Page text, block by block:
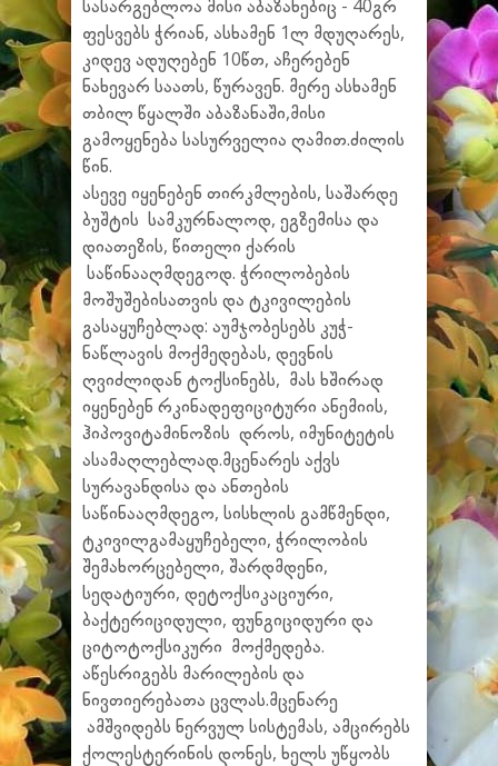
სასარგებლოა მისი აბაზანებიც - 40გრ
ფესვებს ჭრიან, ასხამენ 1ლ მდუღარეს,
კიდევ ადუღებენ 10წთ, აჩერებენ
ნახევარ საათს, წურავენ. მერე ასხამენ
თბილ წყალში აბაზანაში,მისი
გამოყენება სასურველია ღამით.ძილის
წინ.
ასევე იყენებენ თირკმლების, საშარდე
ბუშტის სამკურნალოდ, ეგზემისა და
დიათეზის, წითელი ქარის
საწინააღმდეგოდ. ჭრილობების
მოშუშებისათვის და ტკივილების
გასაყუჩებლად: აუმჯობესებს კუჭ-
ნაწლავის მოქმედებას, დევნის
ღვიძლიდან ტოქსინებს, მას ხშირად
იყენებენ რკინადეფიციტური ანემიის,
ჰიპოვიტამინოზის დროს, იმუნიტეტის
ასამაღლებლად.მცენარეს აქვს
სურავანდისა და ანთების
საწინააღმდეგო, სისხლის გამწმენდი,
ტკივილგამაყუჩებელი, ჭრილობის
შემახორცებელი, შარდმდენი,
სედატიური, დეტოქსიკაციური,
ბაქტერიციდული, ფუნგიციდური და
ციტოტოქსიკური მოქმედება.
აწესრიგებს მარილების და
ნივთიერებათა ცვლას.მცენარე
ამშვიდებს ნერვულ სისტემას, ამცირებს
ქოლესტერინის დონეს, ხელს უწყობს